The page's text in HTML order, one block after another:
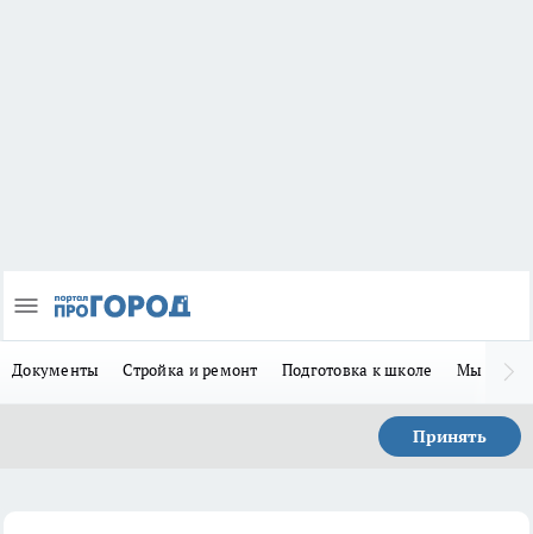
Документы Стройка и ремонт Подготовка к школе Мы в MAX
Принять